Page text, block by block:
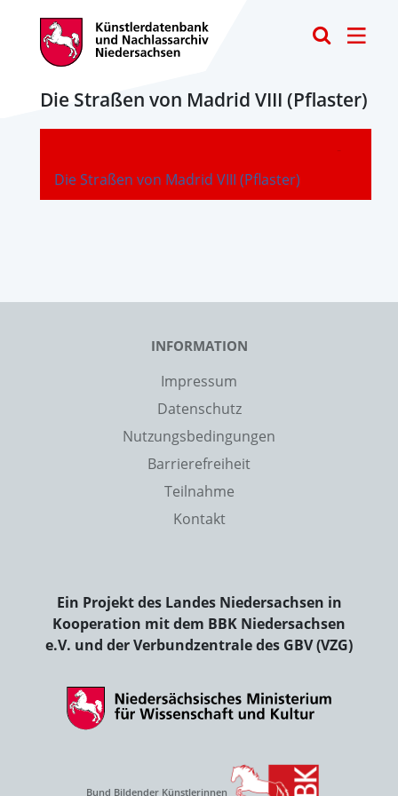
Die Straßen von Madrid VIII (Pflaster)
Die Straßen von Madrid VIII (Pflaster)
-
INFORMATION
Impressum
Datenschutz
Nutzungsbedingungen
Barrierefreiheit
Teilnahme
Kontakt
Ein Projekt des Landes Niedersachsen in
Kooperation mit dem BBK Niedersachsen
e.V. und der Verbundzentrale des GBV (VZG)
Bund Bildender Künstlerinnen